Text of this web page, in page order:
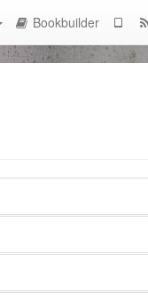
Bookbuilder